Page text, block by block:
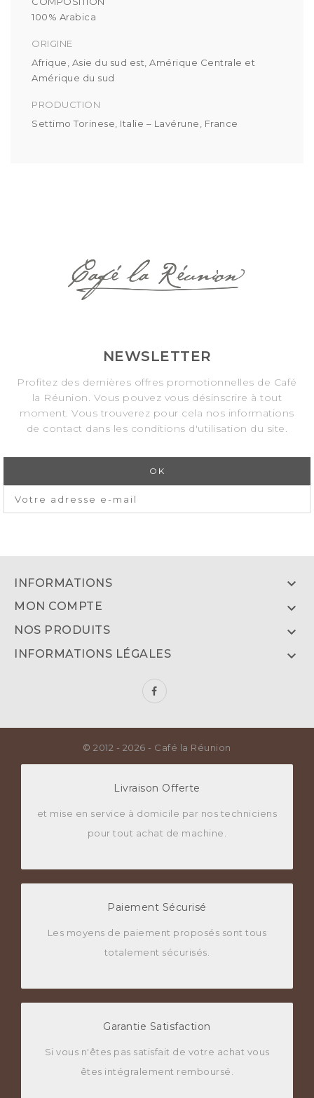
100% Arabica
ORIGINE
Afrique, Asie du sud est, Amérique Centrale et
Amérique du sud
PRODUCTION
Settimo Torinese, Italie – Lavérune, France
NEWSLETTER
Profitez des dernières offres promotionnelles de Café
la Réunion. Vous pouvez vous désinscrire à tout
moment. Vous trouverez pour cela nos informations
de contact dans les conditions d'utilisation du site.
INFORMATIONS 
MON COMPTE 
NOS PRODUITS 
INFORMATIONS LÉGALES 
© 2012 - 2026 - Café la Réunion
Livraison Offerte
et mise en service à domicile par nos techniciens
pour tout achat de machine.
Paiement Sécurisé
Les moyens de paiement proposés sont tous
totalement sécurisés.
Garantie Satisfaction
Si vous n'êtes pas satisfait de votre achat vous
êtes intégralement remboursé.